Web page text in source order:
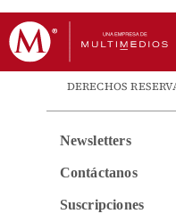
DERECHOS
Newsletters
Contáctanos
Suscripciones